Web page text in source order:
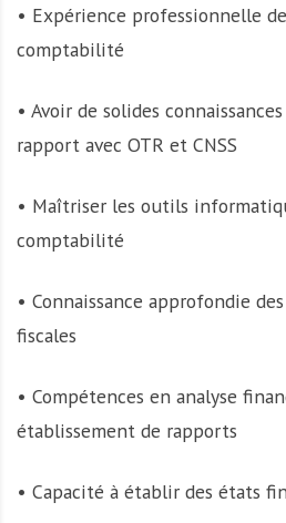
• Expérience professionnelle
comptabilité
• Avoir de solides
rapport avec OTR et CNSS
• Maîtriser les outils
comptabilité
• Connaissance approfondie
fiscales
• Compétences en analyse
établissement de rapports
• Capacité à établir des états